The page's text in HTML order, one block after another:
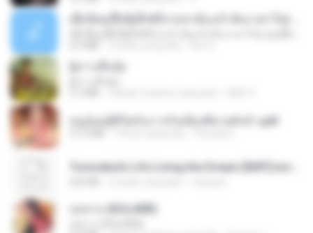
หนูน้อยสู้ชีวิตกับภารกิจเลี้ยงพี่ชายทั้งห้า.pdf
กุหลาบ (KULARB)